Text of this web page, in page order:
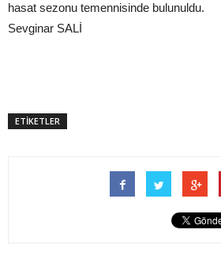
hasat sezonu temennisinde bulunuldu.
Sevginar SALİ
ETİKETLER